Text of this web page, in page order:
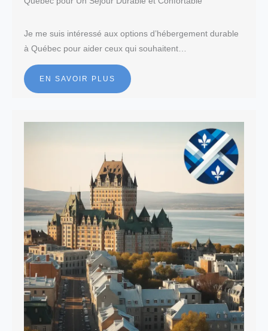
Je me suis intéressé aux options d’hébergement durable
à Québec pour aider ceux qui souhaitent…
EN SAVOIR PLUS